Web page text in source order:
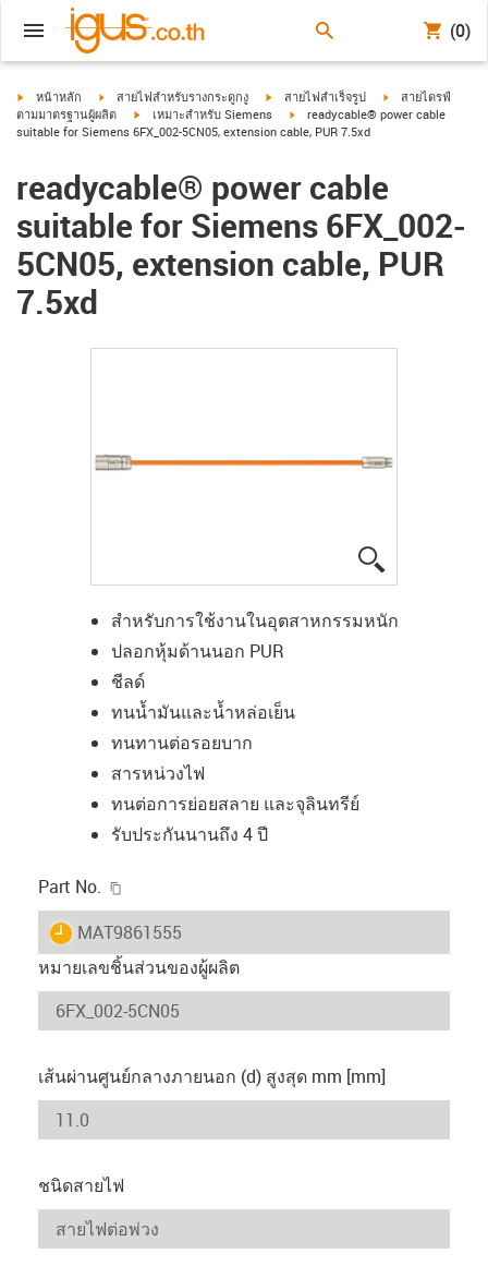
(0)
igus-icon-arrow-right
หน้าหลัก igus-icon-arrow-right
สายไฟสำหรับรางกระดูกงู igus-icon-arrow-right
สายไฟสำเร็จรูป igus-icon-arrow-
สายไดรฟ์
ตามมาตรฐานผู้ผลิต
igus-icon-arrow-right
เหมาะสำหรับ Siemens igus-icon-arrow-right
readycable® power cable
suitable for Siemens 6FX_002-5CN05, extension cable, PUR 7.5xd
readycable® power cable
suitable for Siemens 6FX_002-
5CN05, extension cable, PUR
7.5xd
สำหรับการใช้งานในอุตสาหกรรมหนัก
ปลอกหุ้มด้านนอก PUR
ชีลด์
ทนน้ำมันและน้ำหล่อเย็น
ทนทานต่อรอยบาก
สารหน่วงไฟ
ทนต่อการย่อยสลาย และจุลินทรีย์
รับประกันนานถึง 4 ปี
Part No.
igus-icon-lieferzeit
MAT9861555
หมายเลขชิ้นส่วนของผู้ผลิต
เส้นผ่านศูนย์กลางภายนอก (d) สูงสุด mm [mm]
ชนิดสายไฟ